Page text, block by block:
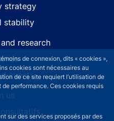
de connexion, dits « cookies »,
cookies sont nécessaires au
de ce site requiert l’utilisation de
performance. Ces cookies requis
sur des services proposés par des
strategy
stability
research
events
us